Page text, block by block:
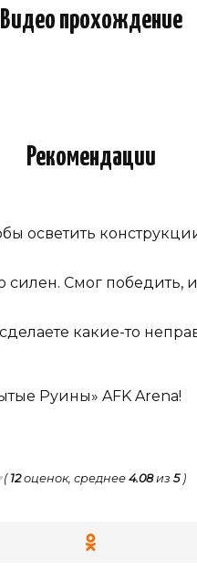
Видео прохождение
Рекомендации
осветить
Смог победить,
какие-то
Руины» AFK Arena!
( 12оценок, среднее 4.08из 5)